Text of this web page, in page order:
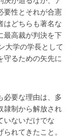
要性とそれが合憲
はどちらも著名な
最高裁が判決を下
大学の学長として
守るための矢先に
必要な理由は、多
隷制から解放され
いないだけでな
れてきたこと。